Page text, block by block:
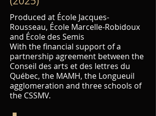
Produced at École Jacques-
Rousseau, École Marcelle-Robidoux
and École des Semis
With the financial support of a
partnership agreement between the
Conseil des arts et des lettres du
Québec, the MAMH, the Longueuil
agglomeration and three schools of
the CSSMV.